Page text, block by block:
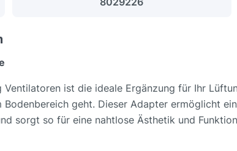
ist die ideale Ergänzung für Ihr
geht. Dieser Adapter ermöglicht
sorgt so für eine nahtlose Ästhetik und